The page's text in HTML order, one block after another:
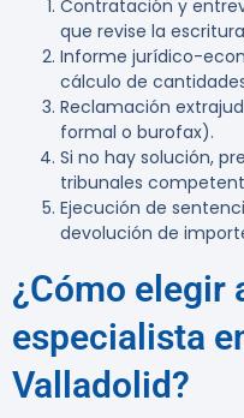
Contratación y
que revise la
Informe jurídico-
cálculo de
Reclamación
formal o burofax).
Si no hay solución,
tribunales
Ejecución de
devolución de
¿Cómo elegir
especialista
Valladolid?